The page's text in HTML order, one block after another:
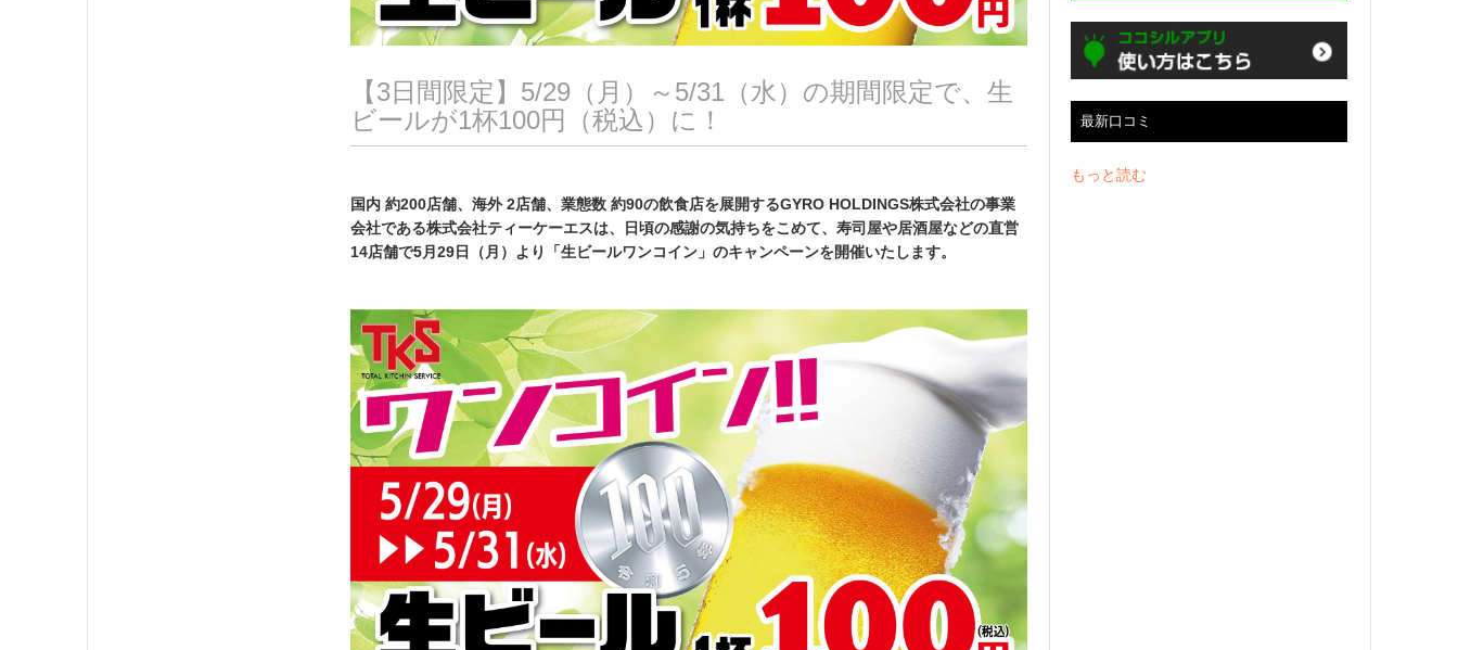
【3日間限定】5/29（月）～5/31（水）の期間限定で、生
ビールが1杯100円（税込）に！
国内 約200店舗、海外 2店舗、業態数 約90の飲食店を展開するGYRO HOLDINGS株式会社の事業
会社である株式会社ティーケーエスは、日頃の感謝の気持ちをこめて、寿司屋や居酒屋などの直営
14店舗で5月29日（月）より「生ビールワンコイン」のキャンペーンを開催いたします。
最新口コミ
もっと読む